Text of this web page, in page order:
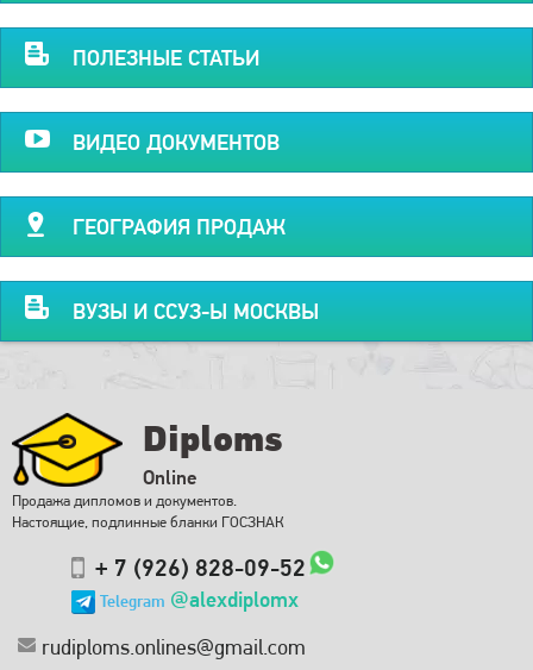
ПОЛЕЗНЫЕ СТАТЬИ
ВИДЕО ДОКУМЕНТОВ
ГЕОГРАФИЯ ПРОДАЖ
ВУЗЫ И ССУЗ-Ы МОСКВЫ
Diploms
Online
Продажа дипломов и документов.
Настоящие, подлинные бланки ГОСЗНАК
+ 7 (926) 828-09-52
Telegram @alexdiplomx
rudiploms.onlines@gmail.com